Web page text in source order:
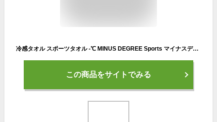
冷感タオル スポーツタオル -℃ MINUS DEGREE Sports マイナスディグリー【今治タオル クール 100pecent 冷却タオル フェイスタオル 冷感 涼感 おしゃれ ネッククーラー アウトドア ひんやりグッズ 運動会 防災グッズ かわいい 誕生日プレゼント 父の日】
この商品をサイトでみる